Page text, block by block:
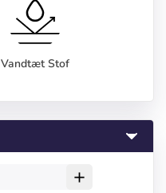
Vandtæt Stof
add